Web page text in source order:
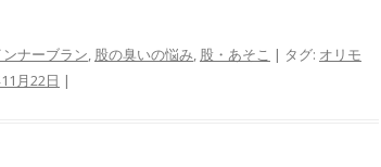
ンナーブラン, 股の臭いの悩み, 股・あそこ | タグ: オリモ
月22日 |